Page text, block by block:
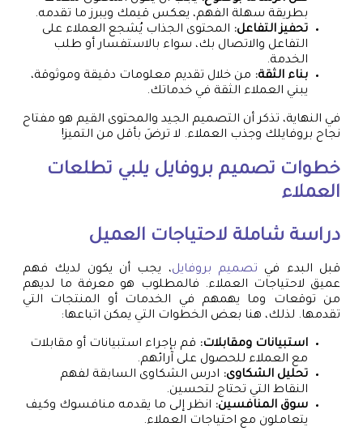
بطريقة سهلة الفهم، يعكس قيمك ويبرز ما تقدمه.
تحفيز التفاعل: المحتوى الجذاب يُشجع العملاء على
التفاعل والاتصال بك، سواء بالاستفسار أو طلب
الخدمة.
بناء الثقة: من خلال تقديم معلومات دقيقة وموثوقة،
يبني العملاء الثقة في خدماتك.
في النهاية، تذكر أن التصميم الجيد والمحتوى القيم هو مفتاح
نجاح بروفايلك وجذب العملاء. لا ترضَ بأقل من التميز!
خطوات تصميم بروفايل يلبي تطلعات
العملاء
دراسة شاملة لاحتياجات العميل
قبل البدء في تصميم بروفايل، يجب أن يكون لديك فهم
عميق لاحتياجات العملاء. فالمطلوب هو معرفة ما لديهم
من توقعات وما يهمهم في الخدمات أو المنتجات التي
تقدمها. لذلك، هنا بعض الخطوات التي يمكن اتباعها:
استبيانات ومقابلات: قم بإجراء استبيانات أو مقابلات
مع العملاء للحصول على آرائهم.
تحليل الشكاوى: ادرس الشكاوى السابقة لفهم
النقاط التي تحتاج لتحسين.
سوق المنافسين: انظر إلى ما يقدمه منافسوك وكيف
يتعاملون مع احتياجات العملاء.